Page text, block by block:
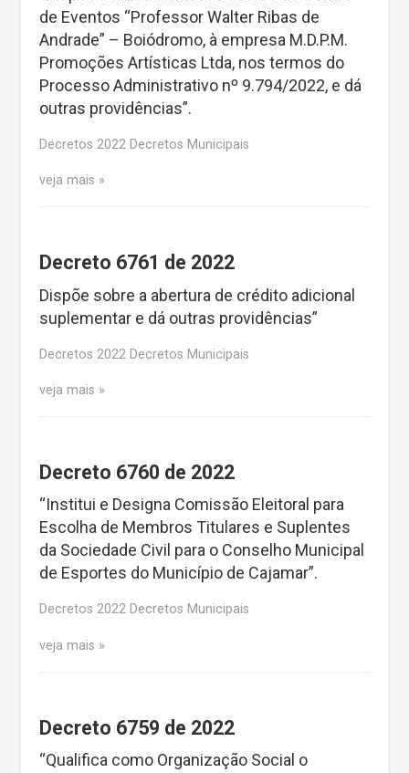
de Eventos “Professor Walter Ribas de
Andrade” – Boiódromo, à empresa M.D.P.M.
Promoções Artísticas Ltda, nos termos do
Processo Administrativo nº 9.794/2022, e dá
outras providências”.
Decretos 2022 Decretos Municipais
veja mais
Decreto 6761 de 2022
Dispõe sobre a abertura de crédito adicional
suplementar e dá outras providências”
Decretos 2022 Decretos Municipais
veja mais
Decreto 6760 de 2022
“Institui e Designa Comissão Eleitoral para
Escolha de Membros Titulares e Suplentes
da Sociedade Civil para o Conselho Municipal
de Esportes do Município de Cajamar”.
Decretos 2022 Decretos Municipais
veja mais
Decreto 6759 de 2022
“Qualifica como Organização Social o